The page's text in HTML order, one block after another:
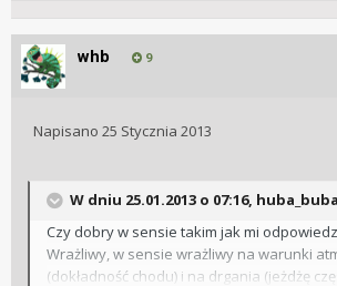
whb 9
Napisano 25 Stycznia 2013
W dniu 25.01.2013 o 07:16,
Czy dobry w sensie takim jak mi
Wrażliwy, w sensie wrażliwy na warunki
(dokładność chodu) i na drgania (jeżdżę